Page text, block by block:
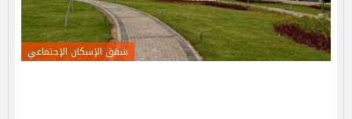
شقق الإسكان الإجتماعي